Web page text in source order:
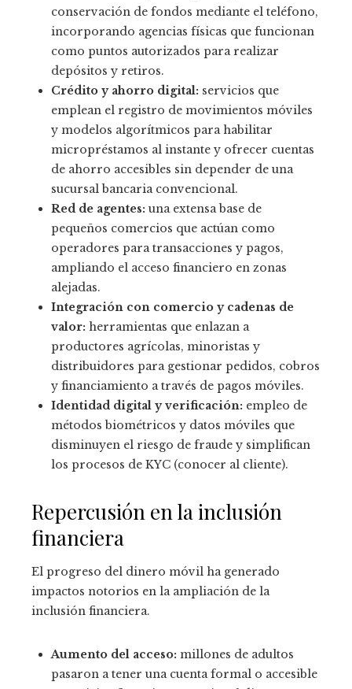
conservación de fondos mediante el teléfono,
incorporando agencias físicas que funcionan
como puntos autorizados para realizar
depósitos y retiros.
Crédito y ahorro digital: servicios que
emplean el registro de movimientos móviles
y modelos algorítmicos para habilitar
micropréstamos al instante y ofrecer cuentas
de ahorro accesibles sin depender de una
sucursal bancaria convencional.
Red de agentes: una extensa base de
pequeños comercios que actúan como
operadores para transacciones y pagos,
ampliando el acceso financiero en zonas
alejadas.
Integración con comercio y cadenas de
valor: herramientas que enlazan a
productores agrícolas, minoristas y
distribuidores para gestionar pedidos, cobros
y financiamiento a través de pagos móviles.
Identidad digital y verificación: empleo de
métodos biométricos y datos móviles que
disminuyen el riesgo de fraude y simplifican
los procesos de KYC (conocer al cliente).
Repercusión en la inclusión
financiera
El progreso del dinero móvil ha generado
impactos notorios en la ampliación de la
inclusión financiera.
Aumento del acceso: millones de adultos
pasaron a tener una cuenta formal o accesible